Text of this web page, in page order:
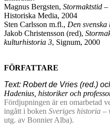
Magnus Bergsten, Stormaktstid
Historiska Media, 2004
Sten Carlsson m.fl., Den svenska
Jakob Christensson (red),
kulturhistoria 3, Signum, 2000
FÖRFATTARE
Text: Robert de Vries (red.)
Hadenius, historiker och
Fördjupningen är en omarbetad
ingått i boken Sveriges historia –
utg. av Bonnier Alba).